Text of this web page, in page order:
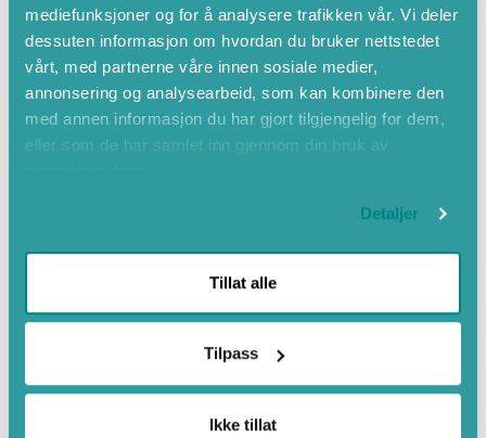
mediefunksjoner og for å analysere trafikken vår. Vi deler
dessuten informasjon om hvordan du bruker nettstedet
vårt, med partnerne våre innen sosiale medier,
annonsering og analysearbeid, som kan kombinere den
med annen informasjon du har gjort tilgjengelig for dem,
eller som de har samlet inn gjennom din bruk av
Detaljer
Tillat alle
Tilpass
Ikke tillat